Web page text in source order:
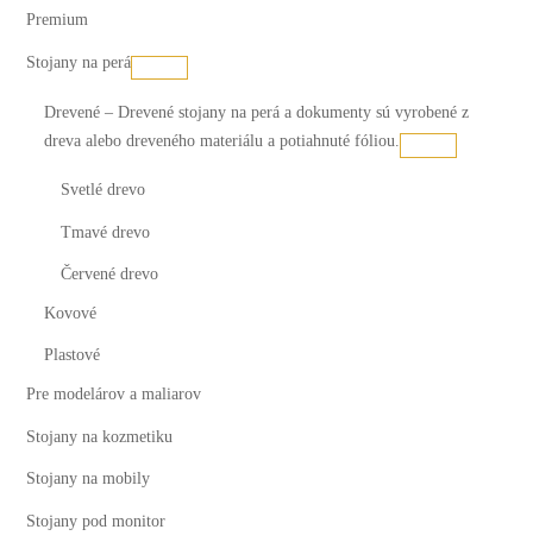
Premium
Stojany na perá
Drevené– Drevené stojany na perá a dokumenty sú vyrobené z
dreva alebo dreveného materiálu a potiahnuté fóliou.
Svetlé drevo
Tmavé drevo
Červené drevo
Kovové
Plastové
Pre modelárov a maliarov
Stojany na kozmetiku
Stojany na mobily
Stojany pod monitor